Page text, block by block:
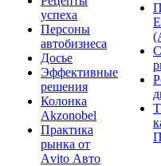
успеха
Персоны
автобизнеса
Досье
Эффективные
решения
Колонка
Akzonobel
Практика
рынка от
Аvito Авто